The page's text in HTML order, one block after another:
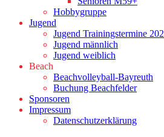
Hobbygruppe
Jugend
Jugend Trainingstermine
Jugend männlich
Jugend weiblich
Beach
Beachvolleyball-Bayreuth
Buchung Beachfelder
Sponsoren
Impressum
Datenschutzerklärung